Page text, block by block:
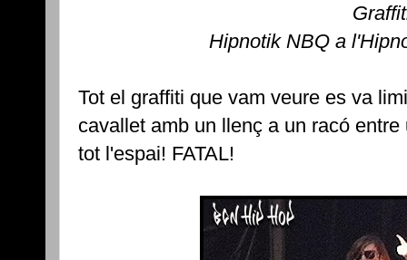
Hipnotik NBQ a
Tot el graffiti que vam veure es va
cavallet amb un llenç a un racó
tot l'espai! FATAL!